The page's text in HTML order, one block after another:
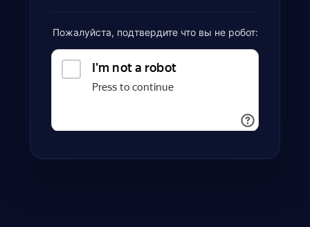
Пожалуйста, подтвердите что вы не робот: